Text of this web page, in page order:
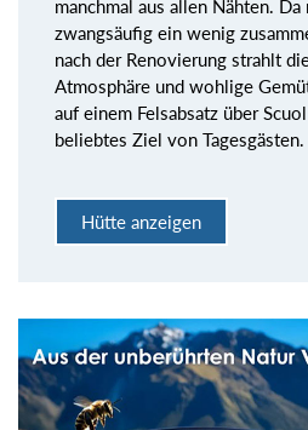
manchmal aus allen Nähten. Da
zwangsäufig ein wenig
nach der Renovierung strahlt
Atmosphäre und wohlige
auf einem Felsabsatz über
beliebtes Ziel von Tagesgästen.
Hütte anzeigen